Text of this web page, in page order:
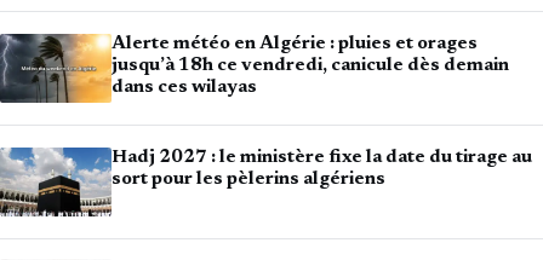
Alerte météo en Algérie : pluies et orages
jusqu’à 18h ce vendredi, canicule dès demain
dans ces wilayas
Hadj 2027 : le ministère fixe la date du tirage au
sort pour les pèlerins algériens